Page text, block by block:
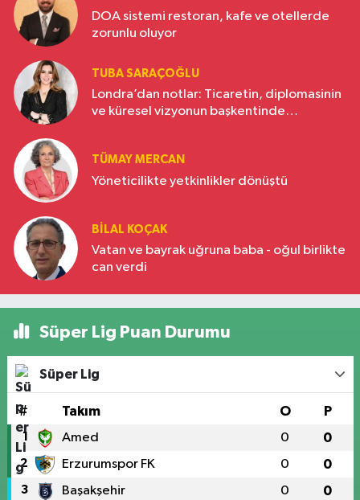
DOA sistemi restoran, kafe ve otellerde
zorunlu oluyor
TUBA SARAÇOĞLU
Londra’dan notlar: Ticaretin, diplomasinin
ve küresel vizyonun başkentinde
TÜMAY MERCAN
Yöneticilikte yetkinlikler dönüştü
BILAL KOÇAK
Vatan ve bayrak uğruna baba - oğul birlikte
can verdi
Süper Lig Puan Durumu
Süper Lig
# Takım O P
1 Amed 0 0
2 Erzurumspor FK 0 0
3 Başakşehir 0 0